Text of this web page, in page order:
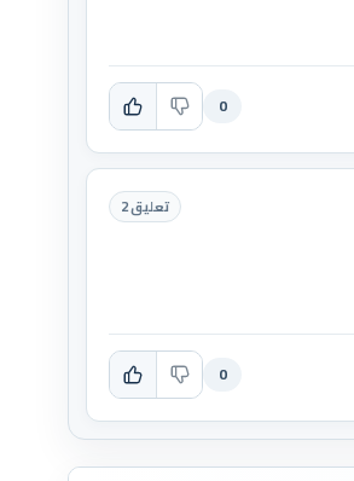
0
تعليق 2
0